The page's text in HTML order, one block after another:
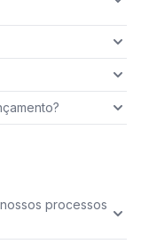
processos